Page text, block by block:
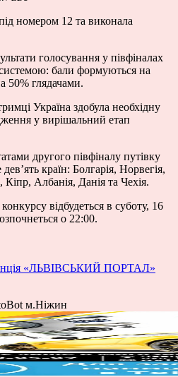
номером 12 та виконала
голосування у півфіналах
бали формуються на
50% глядачами.
Україна здобула необхідну
у вирішальний етап
другого півфіналу путівку
країн: Болгарія, Норвегія,
Албанія, Данія та Чехія.
відбудеться в суботу, 16
о 22:00.
«ЛЬВІВСЬКИЙ ПОРТАЛ»
м.Ніжин